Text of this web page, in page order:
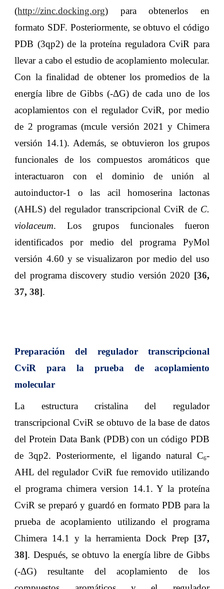
(http://zinc.docking.org) para obtenerlos en
formato SDF. Posteriormente, se obtuvo el código
PDB (3qp2) de la proteína reguladora CviR para
llevar a cabo el estudio de acoplamiento molecular.
Con la finalidad de obtener los promedios de la
energía libre de Gibbs (-ΔG) de cada uno de los
acoplamientos con el regulador CviR, por medio
de 2 programas (mcule versión 2021 y Chimera
versión 14.1). Además, se obtuvieron los grupos
funcionales de los compuestos aromáticos que
interactuaron con el dominio de unión al
autoinductor-1 o las acil homoserina lactonas
(AHLS) del regulador transcripcional CviR de C.
violaceum. Los grupos funcionales fueron
identificados por medio del programa PyMol
versión 4.60 y se visualizaron por medio del uso
del programa discovery studio versión 2020 [36,
37,38].
Preparación del regulador transcripcional
CviR para la prueba de acoplamiento
molecular
La estructura cristalina del regulador
transcripcional CviR se obtuvo de la base de datos
del Protein Data Bank (PDB) con un código PDB
de 3qp2. Posteriormente, el ligando natural C6-
AHL del regulador CviR fue removido utilizando
el programa chimera version 14.1. Y la proteína
CviR se preparó y guardó en formato PDB para la
prueba de acoplamiento utilizando el programa
Chimera 14.1 y la herramienta Dock Prep [37,
38]. Después, se obtuvo la energía libre de Gibbs
(-ΔG) resultante del acoplamiento de los